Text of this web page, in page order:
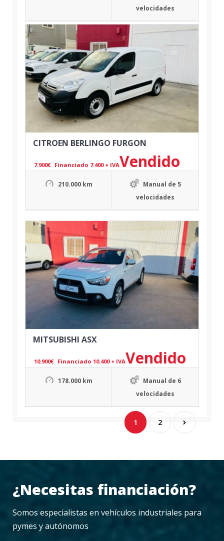
velocidades
210.000 km
Manual de 5
velocidades
CITROEN BERLINGO FURGON
7.900€ Financiado 7.400 + IVAVendido
178.000 km
Manual de 6
velocidades
MITSUBISHI ASX
10.900€ Financiado 10.400 + IVAVendido
1 2
¿Necesitas financiación?
Somos especialistas en vehículos industriales para
pymes y autónomos